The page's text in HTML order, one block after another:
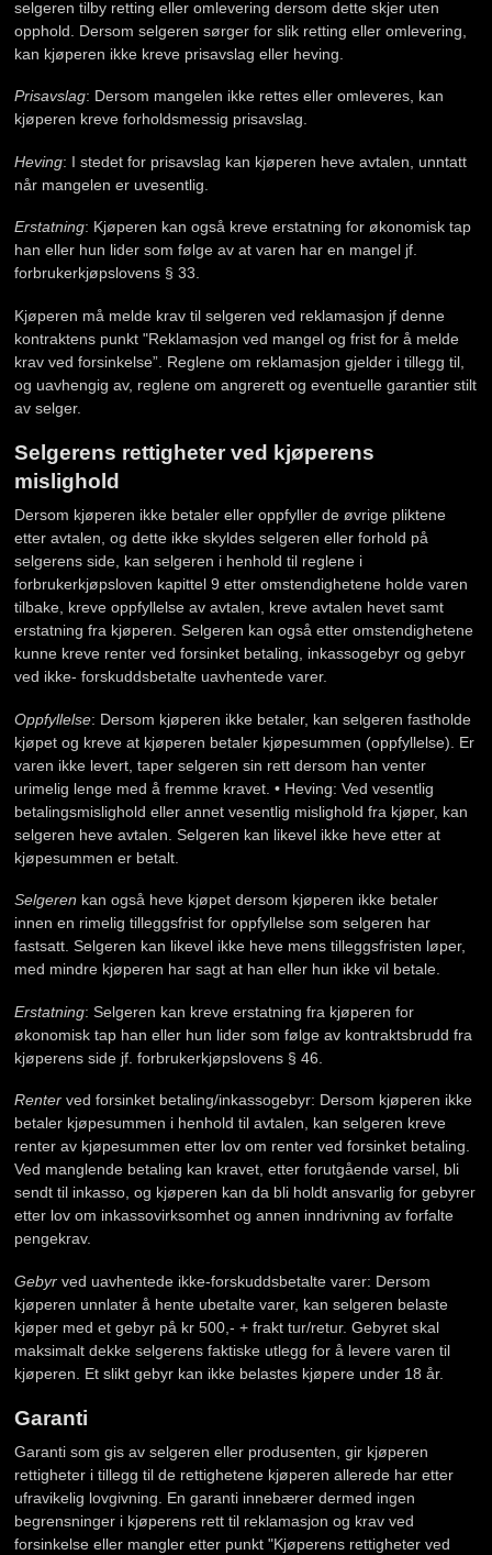
selgeren tilby retting eller omlevering dersom dette skjer uten
opphold. Dersom selgeren sørger for slik retting eller omlevering,
kan kjøperen ikke kreve prisavslag eller heving.
Prisavslag: Dersom mangelen ikke rettes eller omleveres, kan
kjøperen kreve forholdsmessig prisavslag.
Heving: I stedet for prisavslag kan kjøperen heve avtalen, unntatt
når mangelen er uvesentlig.
Erstatning: Kjøperen kan også kreve erstatning for økonomisk tap
han eller hun lider som følge av at varen har en mangel jf.
forbrukerkjøpslovens § 33.
Kjøperen må melde krav til selgeren ved reklamasjon jf denne
kontraktens punkt "Reklamasjon ved mangel og frist for å melde
krav ved forsinkelse”. Reglene om reklamasjon gjelder i tillegg til,
og uavhengig av, reglene om angrerett og eventuelle garantier stilt
av selger.
Selgerens rettigheter ved kjøperens
mislighold
Dersom kjøperen ikke betaler eller oppfyller de øvrige pliktene
etter avtalen, og dette ikke skyldes selgeren eller forhold på
selgerens side, kan selgeren i henhold til reglene i
forbrukerkjøpsloven kapittel 9 etter omstendighetene holde varen
tilbake, kreve oppfyllelse av avtalen, kreve avtalen hevet samt
erstatning fra kjøperen. Selgeren kan også etter omstendighetene
kunne kreve renter ved forsinket betaling, inkassogebyr og gebyr
ved ikke- forskuddsbetalte uavhentede varer.
Oppfyllelse: Dersom kjøperen ikke betaler, kan selgeren fastholde
kjøpet og kreve at kjøperen betaler kjøpesummen (oppfyllelse). Er
varen ikke levert, taper selgeren sin rett dersom han venter
urimelig lenge med å fremme kravet. • Heving: Ved vesentlig
betalingsmislighold eller annet vesentlig mislighold fra kjøper, kan
selgeren heve avtalen. Selgeren kan likevel ikke heve etter at
kjøpesummen er betalt.
Selgeren kan også heve kjøpet dersom kjøperen ikke betaler
innen en rimelig tilleggsfrist for oppfyllelse som selgeren har
fastsatt. Selgeren kan likevel ikke heve mens tilleggsfristen løper,
med mindre kjøperen har sagt at han eller hun ikke vil betale.
Erstatning: Selgeren kan kreve erstatning fra kjøperen for
økonomisk tap han eller hun lider som følge av kontraktsbrudd fra
kjøperens side jf. forbrukerkjøpslovens § 46.
Renter ved forsinket betaling/inkassogebyr: Dersom kjøperen ikke
betaler kjøpesummen i henhold til avtalen, kan selgeren kreve
renter av kjøpesummen etter lov om renter ved forsinket betaling.
Ved manglende betaling kan kravet, etter forutgående varsel, bli
sendt til inkasso, og kjøperen kan da bli holdt ansvarlig for gebyrer
etter lov om inkassovirksomhet og annen inndrivning av forfalte
pengekrav.
Gebyr ved uavhentede ikke-forskuddsbetalte varer: Dersom
kjøperen unnlater å hente ubetalte varer, kan selgeren belaste
kjøper med et gebyr på kr 500,- + frakt tur/retur. Gebyret skal
maksimalt dekke selgerens faktiske utlegg for å levere varen til
kjøperen. Et slikt gebyr kan ikke belastes kjøpere under 18 år.
Garanti
Garanti som gis av selgeren eller produsenten, gir kjøperen
rettigheter i tillegg til de rettighetene kjøperen allerede har etter
ufravikelig lovgivning. En garanti innebærer dermed ingen
begrensninger i kjøperens rett til reklamasjon og krav ved
forsinkelse eller mangler etter punkt "Kjøperens rettigheter ved